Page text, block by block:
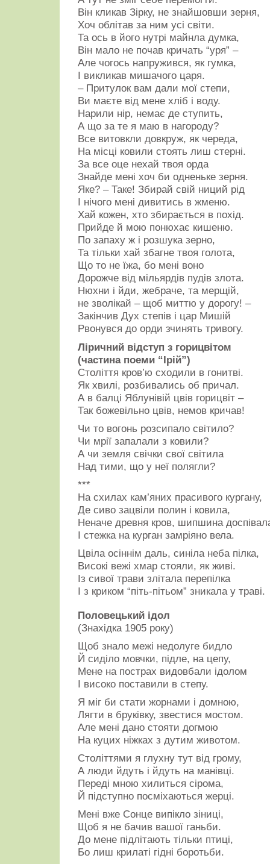
Він кликав Зірку, не знайшовши зерня,
Хоч облітав за ним усі світи.
Та ось в його нутрі майнла думка,
Він мало не почав кричать “уря” –
Але чогось напружився, як гумка,
І викликав мишачого царя.
– Притулок вам дали мої степи,
Ви маєте від мене хліб і воду.
Нарили нір, немає де ступить,
А що за те я маю в нагороду?
Все витовкли довкруж, як череда,
На місці ковили стоять лиш стерні.
За все оце нехай твоя орда
Знайде мені хоч би одненьке зерня.
Яке? – Таке! Збирай свій ниций рід
І нічого мені дивитись в жменю.
Хай кожен, хто збирається в похід.
Прийде й мою понюхає кишеню.
По запаху ж і розшука зерно,
Та тільки хай збагне твоя голота,
Що то не їжа, бо мені воно
Дорожче від мільярдів пудів злота.
Нюхни і йди, жебраче, та мерщій,
не зволікай – щоб миттю у дорогу! –
Закінчив Дух степів і цар Мишій
Рвонувся до орди зчинять тривогу.
Ліричний відступ з горицвітом
(частина поеми “Ірій”)
Століття кров’ю сходили в гонитві.
Як хвилі, розбивались об причал.
А в балці Яблунівій цвів горицвіт –
Так божевільно цвів, немов кричав!
Чи то вогонь розсипало світило?
Чи мрії запалали з ковили?
А чи земля свічки свої світила
Над тими, що у неї полягли?
***
На схилах кам’яних прасивого кургану,
Де сиво зацвіли полин і ковила,
Неначе древня кров, шипшина
І стежка на курган замріяно вела.
Цвіла осіннім даль, синіла неба пілка,
Високі вежі хмар стояли, як живі.
Із сивої трави злітала перепілка
І з криком “піть-пітьом” зникала у траві.
відступ
з
горицвітом
(частина
поеми
“Ірій”)
Століття
кров’ю
сходили
в
гонитві.
Як
хвилі,
розбивались
об
А
в
балці
Яблунівій
цвів
–
Так
божевільно
цвів,
немов
Половецький ідол
(Знахідка 1905 року)
Щоб знало межі недолуге бидло
Й сиділо мовчки, підле, на цепу,
Мене на пострах видовбали ідолом
І високо поставили в степу.
Я міг би стати жорнами і домною,
Лягти в бруківку, звестися мостом.
Але мені дано стояти догмою
На куцих ніжках з дутим животом.
Століттями я глухну тут від грому,
А люди йдуть і йдуть на манівці.
Переді мною хилиться сірома,
Й підступно посміхаються жерці.
Мені вже Сонце випікло зіниці,
Щоб я не бачив вашої ганьби.
До мене підлітають тільки птиці,
Бо лиш крилаті гідні боротьби.